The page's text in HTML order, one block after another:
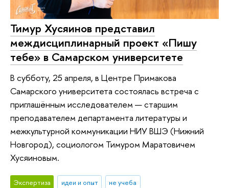
Тимур Хусяинов представил
междисциплинарный проект «Пишу
тебе» в Самарском университете
В субботу, 25 апреля, в Центре Примакова
Самарского университета состоялась встреча с
приглашённым исследователем — старшим
преподавателем департамента литературы и
межкультурной коммуникации НИУ ВШЭ (Нижний
Новгород), социологом Тимуром Маратовичем
Хусяиновым.
Экспертиза идеи и опыт
не учеба